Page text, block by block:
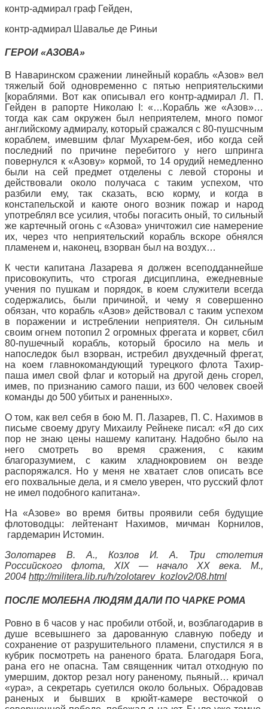
контр-адмирал граф Гейден,
контр-адмирал Шавалье де Риньи
ГЕРОИ «АЗОВА»
В Наваринском сражении линейный корабль «Азов» вел
тяжелый бой одновременно с пятью неприятельскими
[кораблями. Вот как описывал его контр-адмирал Л. П.
Гейден в рапорте Николаю I: «…Корабль же «Азов»…
тогда как сам окружен был неприятелем, много помог
английскому адмиралу, который сражался с 80-пушсчным
кораблем, имевшим флаг Мухарем-бея, ибо когда сей
последний по причине перебитого у него шпринга
повернулся к «Азову» кормой, то 14 орудий немедленно
были на сей предмет отделены с левой стороны и
действовали около получаса с таким успехом, что
разбили ему, так сказать, всю корму, и когда в
констапельской и каюте оного возник пожар и народ
употреблял все усилия, чтобы погасить оный, то сильный
же картечный огонь с «Азова» уничтожил сие намерение
их, через что неприятельский корабль вскоре обнялся
пламенем и, наконец, взорван был на воздух…
К чести капитана Лазарева я должен всеподданнейше
присовокупить, что строгая дисциплина, ежедневные
учения по пушкам и порядок, в коем служители всегда
содержались, были причиной, и чему я совершенно
обязан, что корабль «Азов» действовал с таким успехом
в поражении и истреблении неприятеля. Он сильным
своим огнем потопил 2 огромных фрегата и корвет, сбил
80-пушечный корабль, который бросило на мель и
напоследок был взорван, истребил двухдечный фрегат,
на коем главнокомандующий турецкого флота Тахир-
паша имел свой флаг и который на другой день сгорел,
имев, по признанию самого паши, из 600 человек своей
команды до 500 убитых и раненных».
О том, как вел себя в бою М. П. Лазарев, П. С. Нахимов в
письме своему другу Михаилу Рейнеке писал: «Я до сих
пор не знаю цены нашему капитану. Надобно было на
него смотреть во время сражения, с каким
благоразумием, с каким хладнокровием он везде
распоряжался. Но у меня не хватает слов описать все
его похвальные дела, и я смело уверен, что русский флот
не имел подобного капитана».
На «Азове» во время битвы проявили себя будущие
флотоводцы: лейтенант Нахимов, мичман Корнилов,
гардемарин Истомин.
Золотарев В. А., Козлов И. А. Три столетия
Российского флота, XIX — начало XX века. М.,
2004 http://militera.lib.ru/h/zolotarev_kozlov2/08.html
ПОСЛЕ МОЛЕБНА ЛЮДЯМ ДАЛИ ПО ЧАРКЕ РОМА
Ровно в 6 часов у нас пробили отбой, и, возблагодарив в
душе всевышнего за дарованную славную победу и
сохранение от разрушительного пламени, спустился я в
кубрик посмотреть на раненого брата. Благодаря Бога,
рана его не опасна. Там священник читал отходную по
умершим, доктор резал ногу раненому, пьяный… кричал
«ура», а секретарь суетился около больных. Обрадовав
раненых и бывших в крюйт-камере весточкой о